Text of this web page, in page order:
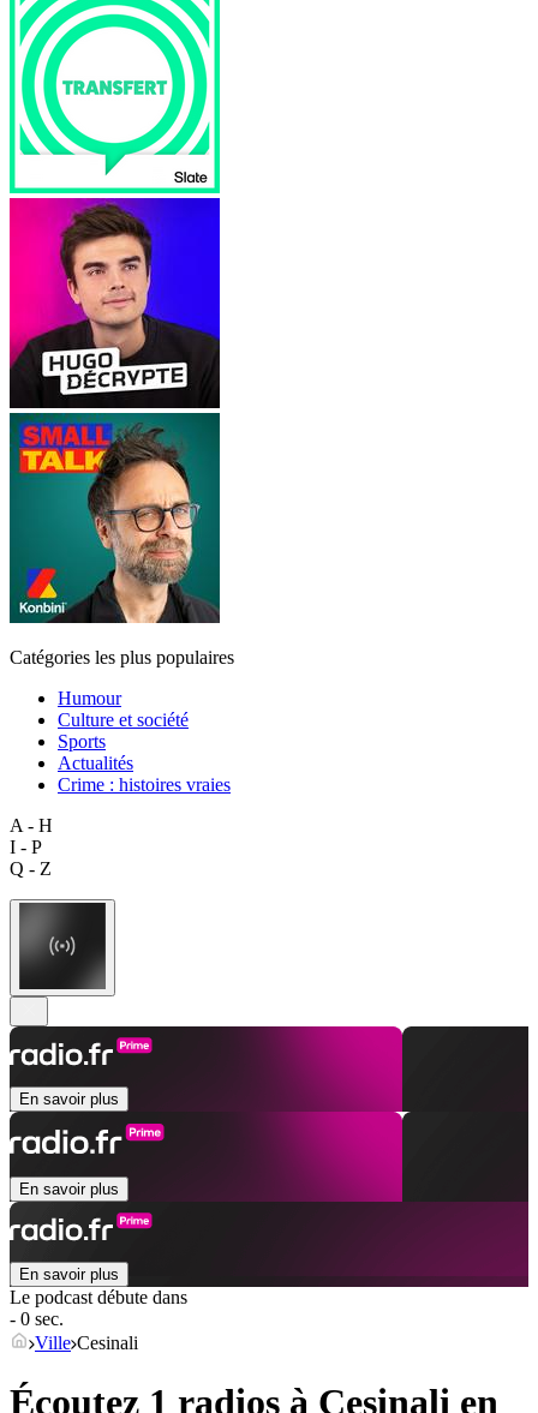
Catégories les plus populaires
Humour
Culture et société
Sports
Actualités
Crime : histoires vraies
A - H
I - P
Q - Z
En savoir plus
En savoir plus
En savoir plus
Le podcast débute dans
- 0 sec.
Ville Cesinali
Écoutez 1 radios à Cesinali en